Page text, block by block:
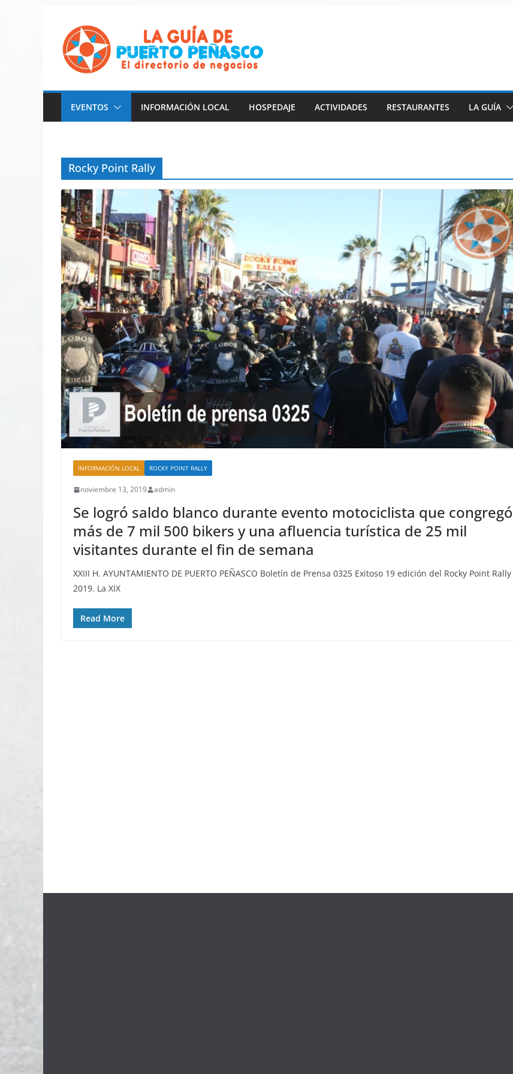
contenido
EVENTOS INFORMACIÓN LOCAL HOSPEDAJE ACTIVIDADES RESTAURANTES LA GUÍA
Rocky Point Rally
INFORMACIÓN LOCAL ROCKY POINT RALLY
noviembre 13, 2019 admin
Se logró saldo blanco durante evento motociclista que congregó
más de 7 mil 500 bikers y una afluencia turística de 25 mil
visitantes durante el fin de semana
XXIII H. AYUNTAMIENTO DE PUERTO PEÑASCO Boletín de Prensa 0325 Exitoso 19 edición del Rocky Point Rally
2019. La XIX
Read More